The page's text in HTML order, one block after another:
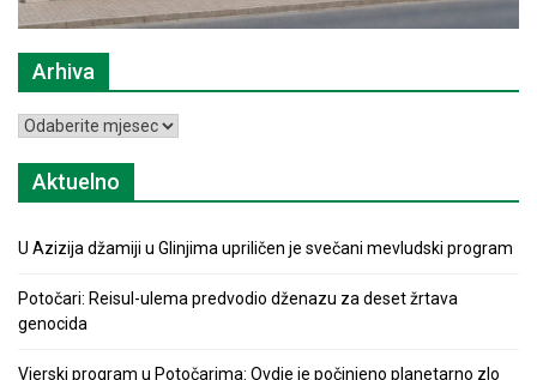
Arhiva
Arhiva
Aktuelno
U Azizija džamiji u Glinjima upriličen je svečani mevludski program
Potočari: Reisul-ulema predvodio dženazu za deset žrtava
genocida
Vjerski program u Potočarima: Ovdje je počinjeno planetarno zlo